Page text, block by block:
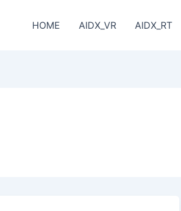
HOME AIDX_VR AIDX_RT